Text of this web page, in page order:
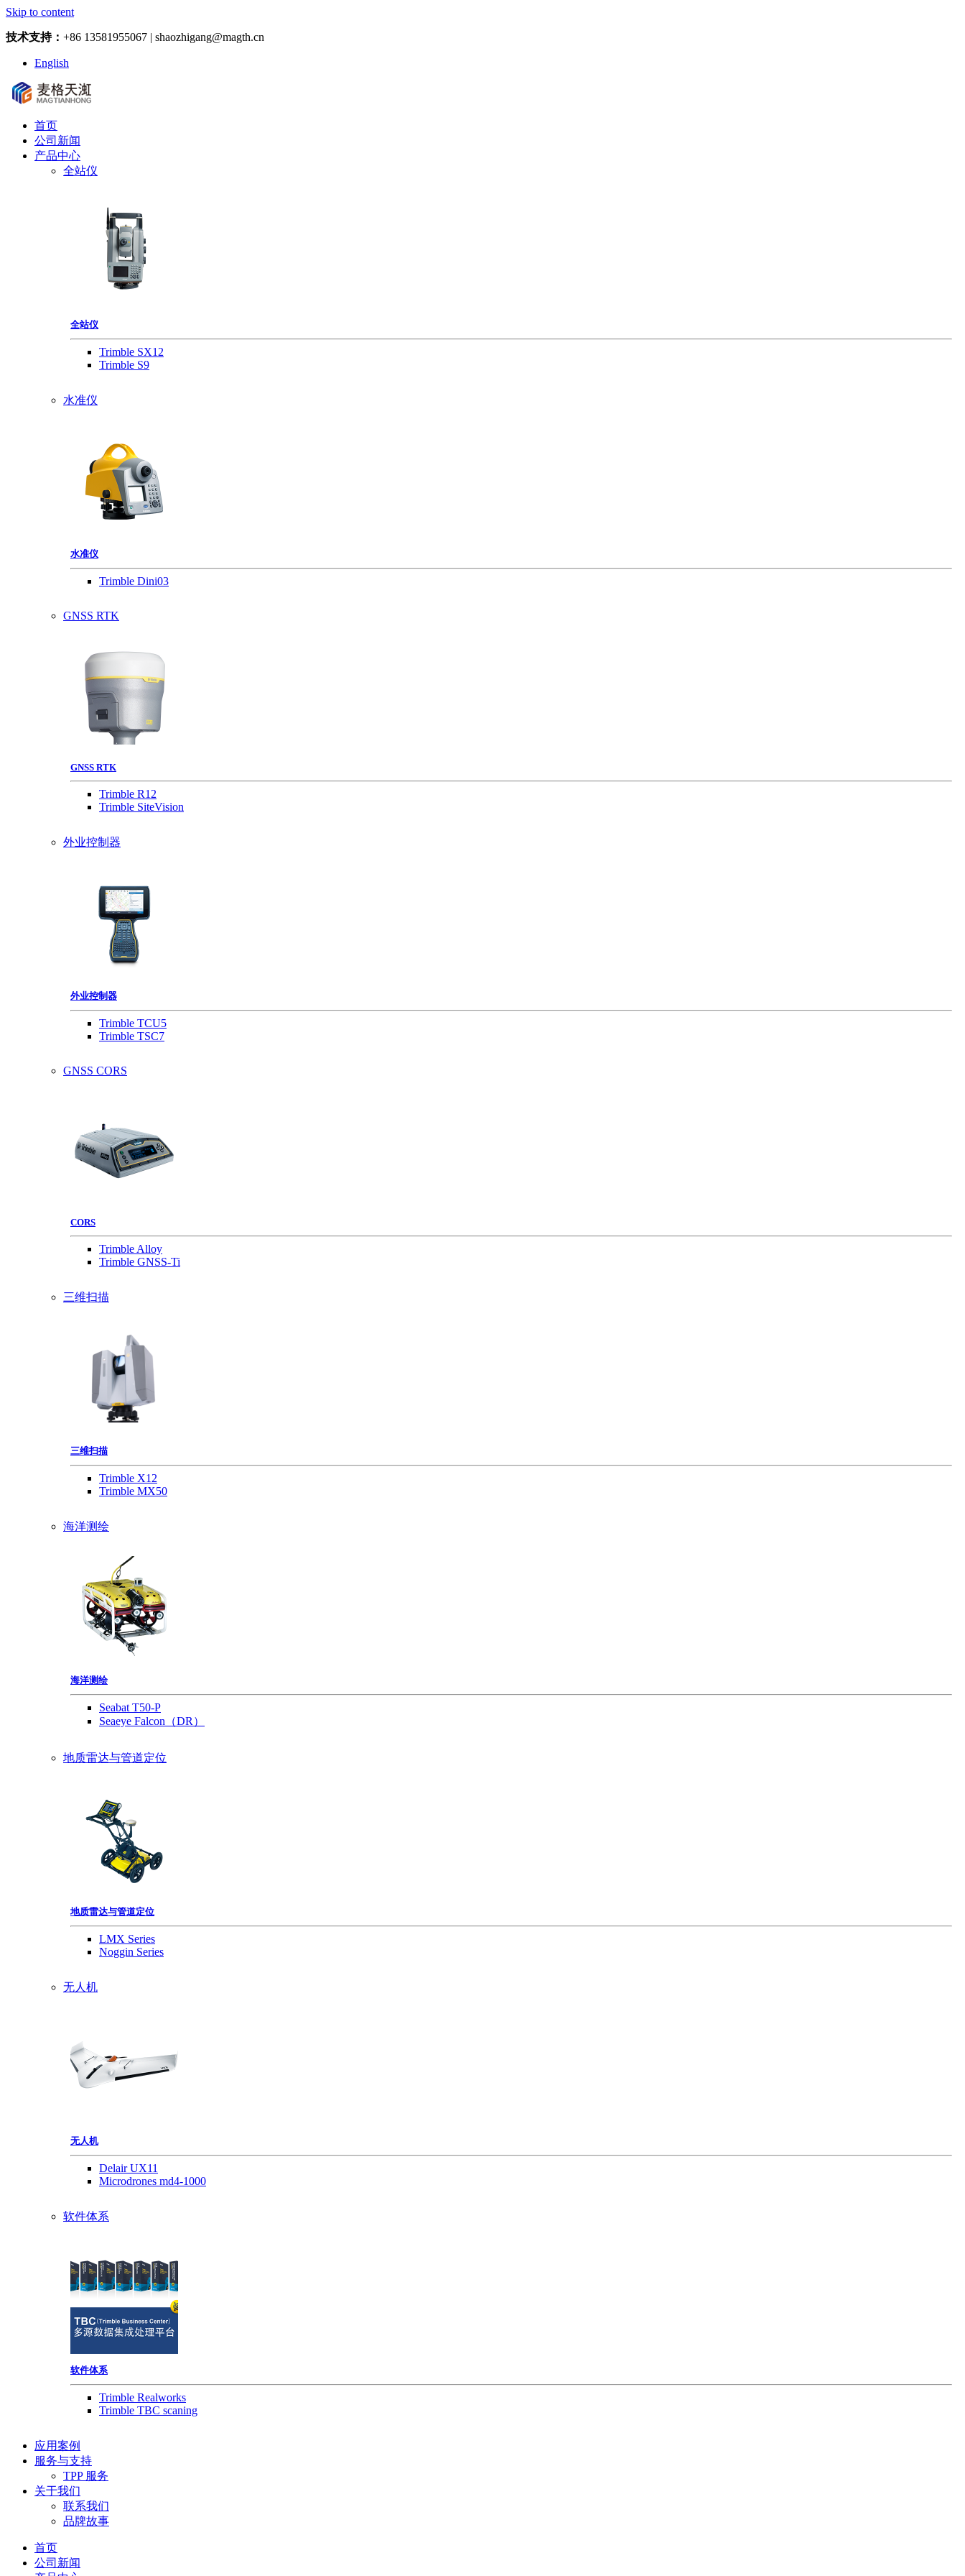
Skip to content
技术支持： +86 13581955067 | shaozhigang@magth.cn
English
首页
公司新闻
产品中心
全站仪
全站仪
Trimble SX12
Trimble S9
水准仪
水准仪
Trimble Dini03
GNSS RTK
GNSS RTK
Trimble R12
Trimble SiteVision
外业控制器
外业控制器
Trimble TCU5
Trimble TSC7
GNSS CORS
CORS
Trimble Alloy
Trimble GNSS-Ti
三维扫描
三维扫描
Trimble X12
Trimble MX50
海洋测绘
海洋测绘
Seabat T50-P
Seaeye Falcon（DR）
地质雷达与管道定位
地质雷达与管道定位
LMX Series
Noggin Series
无人机
无人机
Delair UX11
Microdrones md4-1000
软件体系
软件体系
Trimble Realworks
Trimble TBC scaning
应用案例
服务与支持
TPP 服务
关于我们
联系我们
品牌故事
首页
公司新闻